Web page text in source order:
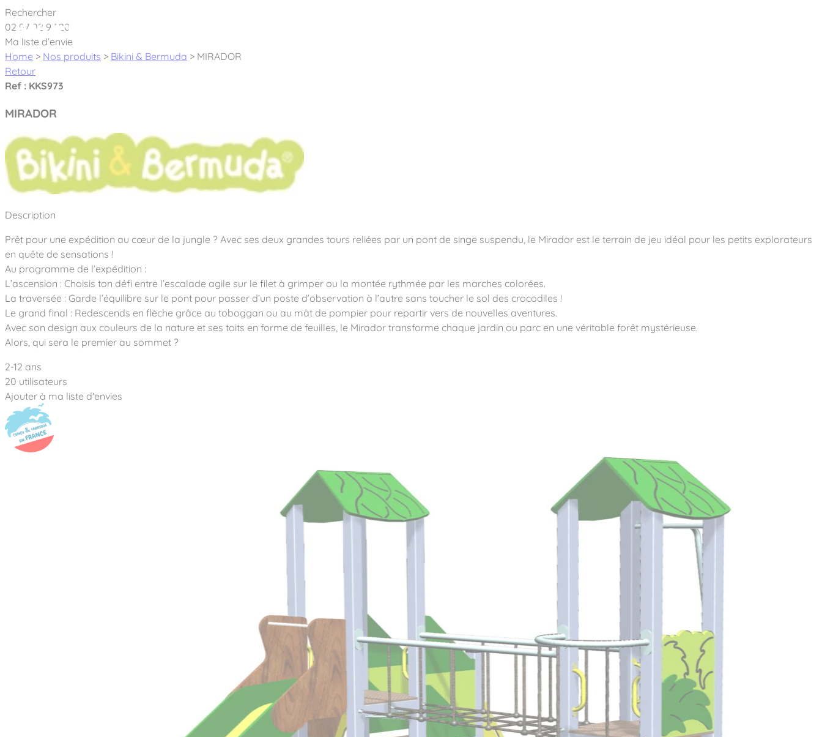
Cookies management panel
Créateur et fabricant d’aires de jeux & équipements sportifs
Nos dernières actualités
À propos
Nos Garanties
Notre concept
Notre entreprise
Notre équipe
Nous rejoindre
Aires de jeux Bikini & Bermuda®
Tous nos jeux
Jeux inclusifs
Jeux recyclés
Nos univers
Sport & Fitness Sport&Co®
Agrès fitness
Parcours de santé
Stadium Arena
Street workout
Surfpark
Mobilier & accessoires
Mobilier urbain
Accessoires ludiques
Nos clients
Collectivités
Établissements scolaires
Architectes, Paysagistes-concepteurs
Camping et résidences de vacances
Notre expertise
Des aires de jeux pour tous les enfants
L’éco-conception de nos jeux
La végétalisation des cours d’école
Nos matériaux
Nos fonctions ludiques & sportives
Réalisations
Contact
Les questions fréquentes
Catalogues
Rechercher
02 97 02 97 20
Ma liste d’envie
Home > Nos produits > Bikini & Bermuda > MIRADOR
Retour
Ref : KKS973
MIRADOR
Description
Prêt pour une expédition au cœur de la jungle ? Avec ses deux grandes tours reliées par un pont de singe suspendu, le Mirador est le terrain de jeu idéal pour les petits explorateurs
en quête de sensations !
Au programme de l’expédition :
L’ascension : Choisis ton défi entre l’escalade agile sur le filet à grimper ou la montée rythmée par les marches colorées.
La traversée : Garde l’équilibre sur le pont pour passer d’un poste d’observation à l’autre sans toucher le sol des crocodiles !
Le grand final : Redescends en flèche grâce au toboggan ou au mât de pompier pour repartir vers de nouvelles aventures.
Avec son design aux couleurs de la nature et ses toits en forme de feuilles, le Mirador transforme chaque jardin ou parc en une véritable forêt mystérieuse.
Alors, qui sera le premier au sommet ?
2-12 ans
20 utilisateurs
Ajouter à ma liste d'envies